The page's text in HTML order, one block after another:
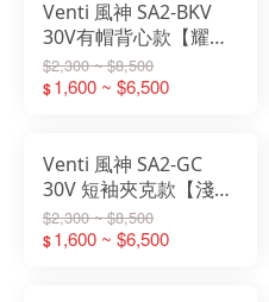
Venti 風神 SA2-BKV
30V有帽背心款【耀石
黑】
$2,300 ~ $8,500
$1,600 ~ $6,500
Venti 風神 SA2-GC
30V 短袖夾克款【淺灰
迷彩】
$2,300 ~ $8,500
$1,600 ~ $6,500